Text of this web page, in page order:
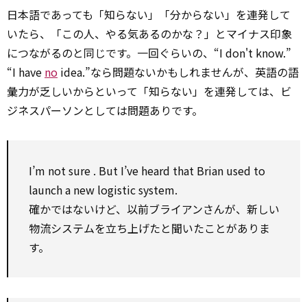
日本語であっても「知らない」「分からない」を連発して
いたら、「この人、やる気あるのかな？」とマイナス印象
につながるのと同じです。一回ぐらいの、“I don't know.”
“I have no idea.”なら問題ないかもしれませんが、英語の語
彙力が乏しいからといって「知らない」を連発しては、ビ
ジネスパーソンとしては問題ありです。
I’m not sure . But I’ve heard that Brian used to
launcha new logistic system.
確かではないけど、以前ブライアンさんが、新しい
物流システムを立ち上げたと聞いたことがありま
す。